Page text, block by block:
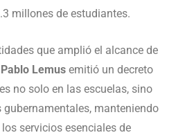
millones de estudiantes.
que amplió el alcance de
Pablo Lemus emitió un decreto
no solo en las escuelas, sino
manteniendo
servicios esenciales de